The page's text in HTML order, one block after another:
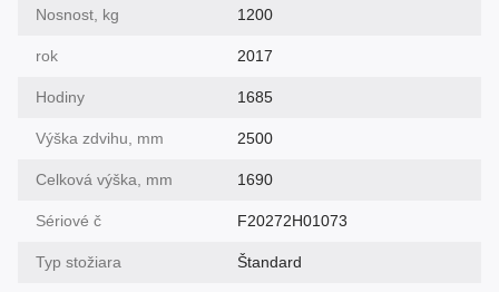
Nosnost, kg 1200
rok 2017
Hodiny 1685
Výška zdvihu, mm 2500
Celková výška, mm 1690
Sériové č F20272H01073
Typ stožiara Štandard